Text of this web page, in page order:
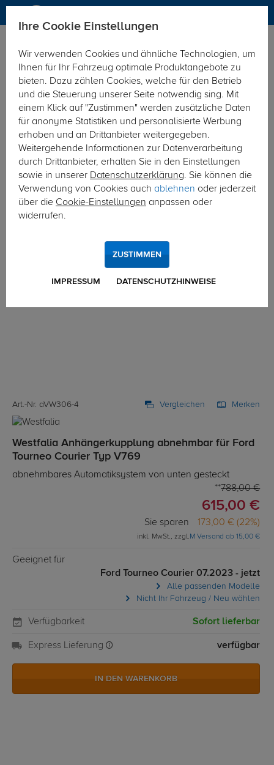
Hier geht's zur Fahrzeugübersicht: Ford Tourneo Courier
Art.-Nr. aVW306-4 Vergleichen Merken
Westfalia Anhängerkupplung abnehmbar für Ford
Tourneo Courier Typ V769
abnehmbares Automatiksystem von unten gesteckt
788,00 €
615,00 €
Sie sparen 173,00 € (22%)
inkl. MwSt., zzgl.M Versand ab 15,00 €
Geeignet für
Ford Tourneo Courier 07.2023 - jetzt
Alle passenden Modelle
Nicht Ihr Fahrzeug / Neu wählen
Verfügbarkeit Sofort lieferbar
Express Lieferung verfügbar
IN DEN WARENKORB
Ihre Cookie Einstellungen
Wir verwenden Cookies und ähnliche Technologien, um
Ihnen für Ihr Fahrzeug optimale Produktangebote zu
bieten. Dazu zählen Cookies, welche für den Betrieb
und die Steuerung unserer Seite notwendig sing. Mit
einem Klick auf "Zustimmen" werden zusätzliche Daten
für anonyme Statistiken und personalisierte Werbung
erhoben und an Drittanbieter weitergegeben.
Weitergehende Informationen zur Datenverarbeitung
durch Drittanbieter, erhalten Sie in den Einstellungen
sowie in unserer Datenschutzerklärung. Sie können die
Verwendung von Cookies auch ablehnen oder jederzeit
über die Cookie-Einstellungen anpassen oder
widerrufen.
IMPRESSUM DATENSCHUTZHINWEISE
ZUSTIMMEN